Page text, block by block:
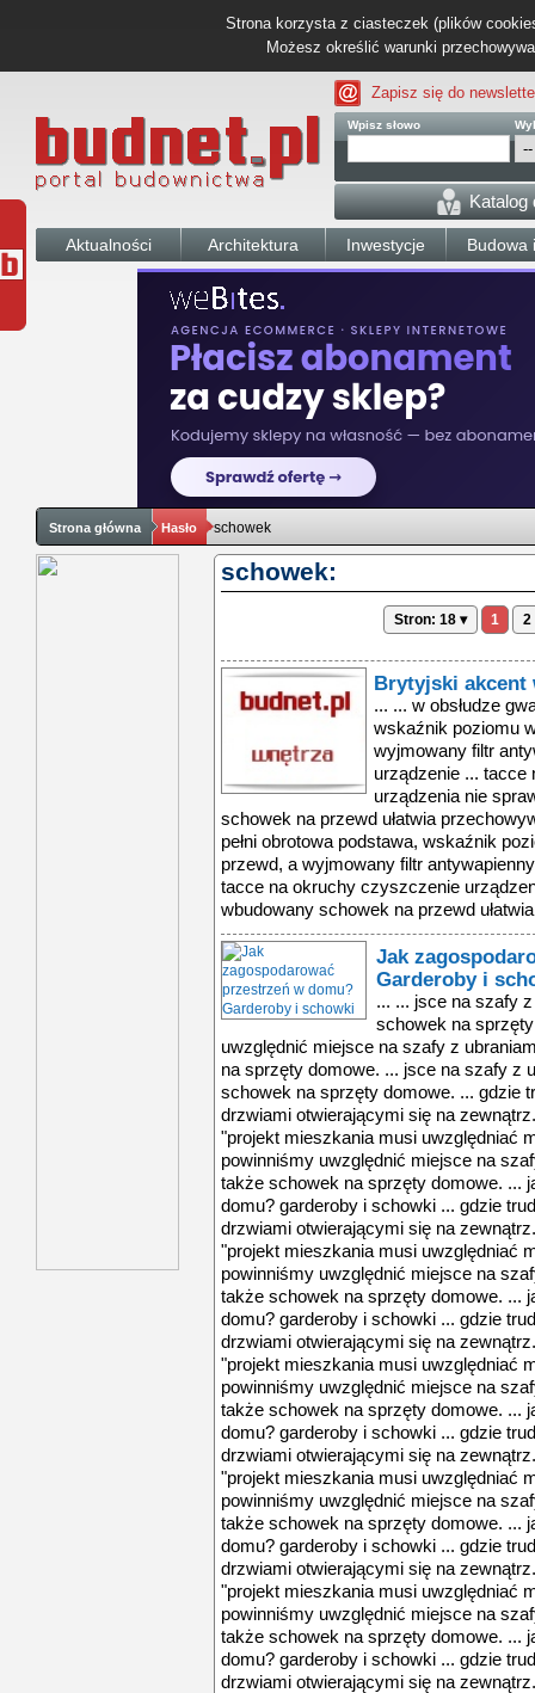
Strona korzysta z ciasteczek (plików
Możesz określić warunki
Zapisz się do
Wpisz słowo
Katalog
Aktualności Architektura Inwestycje Budowa
Strona główna Hasło schowek
schowek:
Stron: 18 ▾ 1 2
Brytyjski akcent
... ... w obsłudze
wskaźnik poziomu
wyjmowany filtr
urządzenie ...
urządzenia nie
schowek na przewd ułatwia
pełni obrotowa podstawa, wskaźnik
przewd, a wyjmowany filtr
tacce na okruchy czyszczenie
wbudowany schowek na przewd
Jak
Garderoby i
... ... jsce na szafy
schowek na
uwzględnić miejsce na szafy z
na sprzęty domowe. ... jsce na szafy z
schowek na sprzęty domowe. ... gdzie
drzwiami otwierającymi się na
"projekt mieszkania musi uwzględniać
powinniśmy uwzględnić miejsce na
także schowek na sprzęty domowe. ...
domu? garderoby i schowki ... gdzie
drzwiami otwierającymi się na
"projekt mieszkania musi uwzględniać
powinniśmy uwzględnić miejsce na
także schowek na sprzęty domowe. ...
domu? garderoby i schowki ... gdzie
drzwiami otwierającymi się na
"projekt mieszkania musi uwzględniać
powinniśmy uwzględnić miejsce na
także schowek na sprzęty domowe. ...
domu? garderoby i schowki ... gdzie
drzwiami otwierającymi się na
"projekt mieszkania musi uwzględniać
powinniśmy uwzględnić miejsce na
także schowek na sprzęty domowe. ...
domu? garderoby i schowki ... gdzie
drzwiami otwierającymi się na
"projekt mieszkania musi uwzględniać
powinniśmy uwzględnić miejsce na
także schowek na sprzęty domowe. ...
domu? garderoby i schowki ... gdzie
drzwiami otwierającymi się na